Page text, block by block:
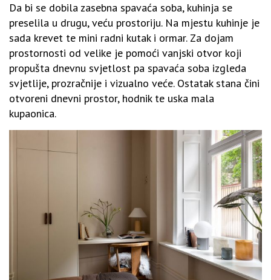
Da bi se dobila zasebna spavaća soba, kuhinja se
preselila u drugu, veću prostoriju. Na mjestu kuhinje je
sada krevet te mini radni kutak i ormar. Za dojam
prostornosti od velike je pomoći vanjski otvor koji
propušta dnevnu svjetlost pa spavaća soba izgleda
svjetlije, prozračnije i vizualno veće. Ostatak stana čini
otvoreni dnevni prostor, hodnik te uska mala
kupaonica.